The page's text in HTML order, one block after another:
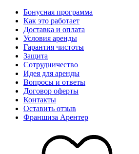
Бонусная программа
Как это работает
Доставка и оплата
Условия аренды
Гарантия чистоты
Защита
Сотрудничество
Идея для аренды
Вопросы и ответы
Договор оферты
Контакты
Оставить отзыв
Франшиза Арентер